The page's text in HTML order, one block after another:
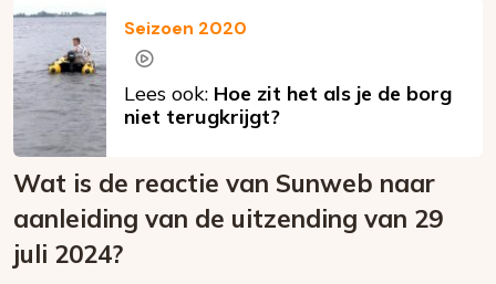
Seizoen 2020
Lees ook: Hoe zit het als je de borg
niet terugkrijgt?
Wat is de reactie van Sunweb naar
aanleiding van de uitzending van 29
juli 2024?